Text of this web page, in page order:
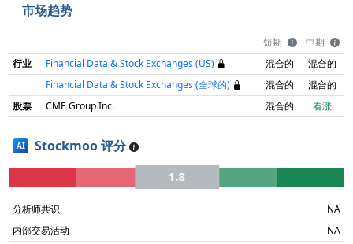
市场趋势
短期
中期
行业
Financial Data & Stock Exchanges (US) 混合的
混合的
Financial Data & Stock Exchanges (全球的)
混合的
混合的
股票
CME Group Inc. 混合的 看涨
AI Stockmoo 评分
1.8
分析师共识
NA
内部交易活动
NA